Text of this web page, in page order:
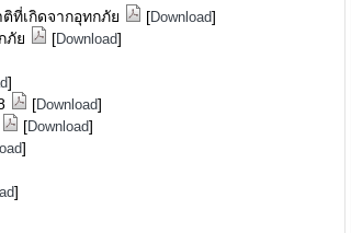
ที่เกิดจากอุทกภัย
[Download]
ภัย
[Download]
]
[Download]
[Download]
]
]